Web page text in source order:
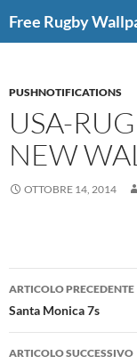
Free Rugby
PUSHNOTIFICATIONS
USA-
NEW
OTTOBRE 14, 2014
Navigazione
articolo
ARTICOLO PRECEDENTE
Santa Monica 7s
ARTICOLO SUCCESSIVO